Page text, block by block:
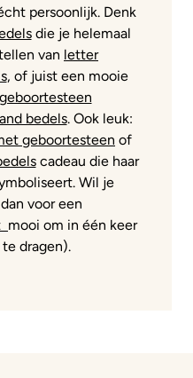
persoonlijk. Denk
die je helemaal
van letter
, of juist een mooie
geboortesteen
bedels. Ook leuk:
geboortesteen of
cadeau die haar
Wil je
voor een
mooi om in één keer
dragen).